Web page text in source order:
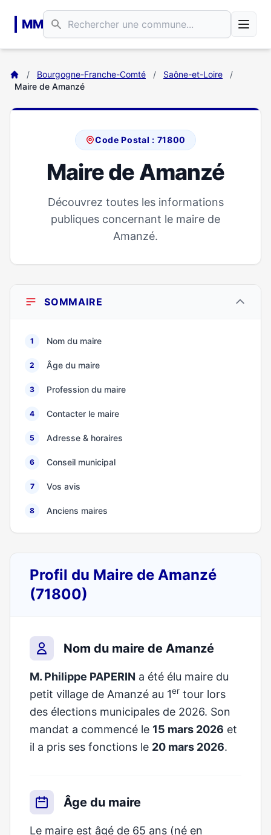
MM
/ Bourgogne-Franche-Comté / Saône-et-Loire
/
Maire de Amanzé
Code Postal : 71800
Maire de Amanzé
Découvrez toutes les informations
publiques concernant le maire de
Amanzé.
SOMMAIRE
1 Nom du maire
2 Âge du maire
3 Profession du maire
4 Contacter le maire
5 Adresse & horaires
6 Conseil municipal
7 Vos avis
8 Anciens maires
Profil du Maire de Amanzé
(71800)
Nom du maire de Amanzé
M. Philippe PAPERIN a été élu maire du
petit village de Amanzé au 1er tour lors
des élections municipales de 2026. Son
mandat a commencé le 15 mars 2026 et
il a pris ses fonctions le 20 mars 2026.
Âge du maire
Le maire est âgé de 65 ans (né en